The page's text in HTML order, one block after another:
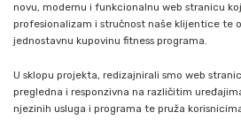
novu, modernu i funkcionalnu web stranicu
profesionalizam i stručnost naše klijentice te
jednostavnu kupovinu fitness programa.
U sklopu projekta, redizajnirali smo web
pregledna i responzivna na različitim
njezinih usluga i programa te pruža